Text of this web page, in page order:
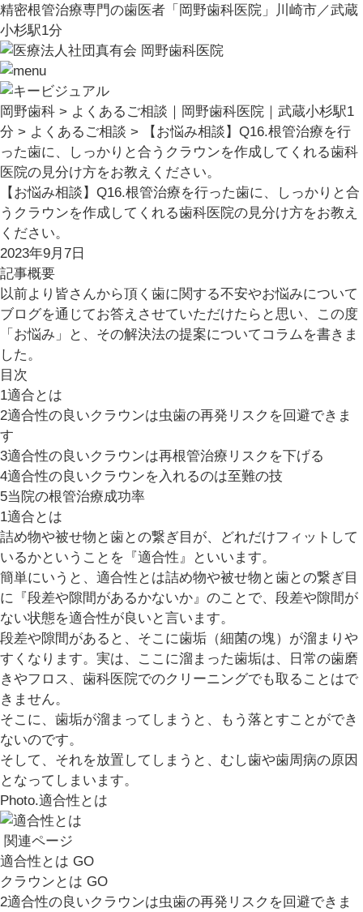
精密根管治療専門の歯医者「岡野歯科医院」川崎市／武蔵
小杉駅1分
岡野歯科 > よくあるご相談｜岡野歯科医院｜武蔵小杉駅1
分 > よくあるご相談 >
【お悩み相談】Q16.根管治療を行
った歯に、しっかりと合うクラウンを作成してくれる歯科
医院の見分け方をお教えください。
【お悩み相談】Q16.根管治療を行った歯に、しっかりと合
うクラウンを作成してくれる歯科医院の見分け方をお教え
ください。
2023年9月7日
記事概要
以前より皆さんから頂く歯に関する不安やお悩みについて
ブログを通じてお答えさせていただけたらと思い、この度
「お悩み」と、その解決法の提案についてコラムを書きま
した。
目次
1適合とは
2適合性の良いクラウンは虫歯の再発リスクを回避できま
す
3適合性の良いクラウンは再根管治療リスクを下げる
4適合性の良いクラウンを入れるのは至難の技
5当院の根管治療成功率
1適合とは
詰め物や被せ物と歯との繋ぎ目が、どれだけフィットして
いるかということを『適合性』といいます。
簡単にいうと、適合性とは詰め物や被せ物と歯との繋ぎ目
に『段差や隙間があるかないか』のことで、段差や隙間が
ない状態を適合性が良いと言います。
段差や隙間があると、そこに歯垢（細菌の塊）が溜まりや
すくなります。実は、ここに溜まった歯垢は、日常の歯磨
きやフロス、歯科医院でのクリーニングでも取ることはで
きません。
そこに、歯垢が溜まってしまうと、もう落とすことができ
ないのです。
そして、それを放置してしまうと、むし歯や歯周病の原因
となってしまいます。
Photo.適合性とは
関連ページ
適合性とは GO
クラウンとは GO
2適合性の良いクラウンは虫歯の再発リスクを回避できま